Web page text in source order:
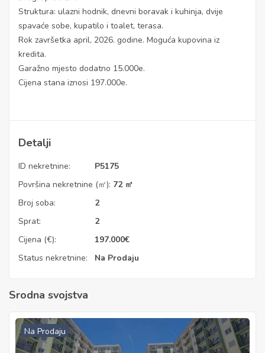
Struktura: ulazni hodnik, dnevni boravak i kuhinja, dvije
spavaće sobe, kupatilo i toalet, terasa.
Rok završetka april, 2026. godine. Moguća kupovina iz
kredita.
Garažno mjesto dodatno 15.000e.
Cijena stana iznosi 197.000e.
Detalji
ID nekretnine:
P5175
Površina nekretnine (㎡): 72 ㎡
Broj soba:
2
Sprat:
2
Cijena (€):
197.000€
Status nekretnine:
Na Prodaju
Srodna svojstva
Na Prodaju